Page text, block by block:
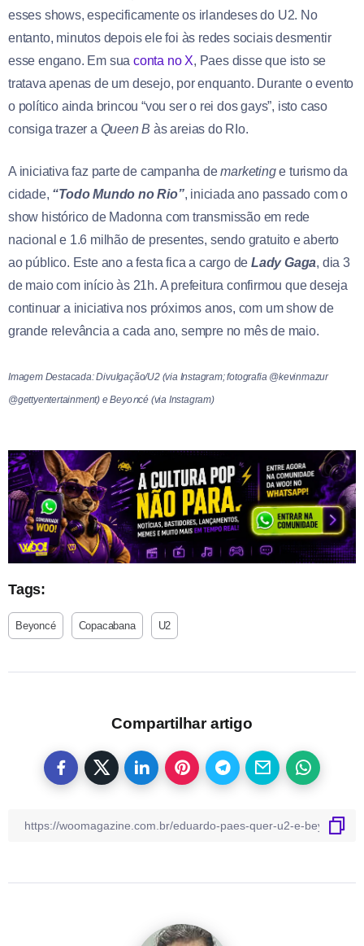
esses shows, especificamente os irlandeses do U2. No
entanto, minutos depois ele foi às redes sociais desmentir
esse engano. Em suaconta no X, Paes disse que isto se
tratava apenas de um desejo, por enquanto. Durante o evento
o político ainda brincou “vou ser o rei dos gays”, isto caso
consiga trazer a Queen B às areias do RIo.
A iniciativa faz parte de campanha demarketinge turismo da
cidade, “Todo Mundo no Rio”, iniciada ano passado com o
show histórico de Madonna com transmissão em rede
nacional e 1.6 milhão de presentes, sendo gratuito e aberto
ao público. Este ano a festa fica a cargo de Lady Gaga, dia 3
de maio com início às 21h. A prefeitura confirmou que deseja
continuar a iniciativa nos próximos anos, com um show de
grande relevância a cada ano, sempre no mês de maio.
Imagem Destacada: Divulgação/U2 (via Instagram; fotografia @kevinmazur
@gettyentertainment) e Beyoոcé (via Instagram)
Tags:
Beyoncé Copacabana U2
Compartilhar artigo